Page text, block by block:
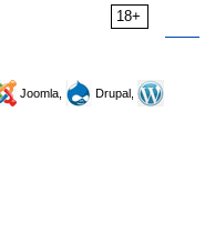
18+
Joomla,
Drupal,